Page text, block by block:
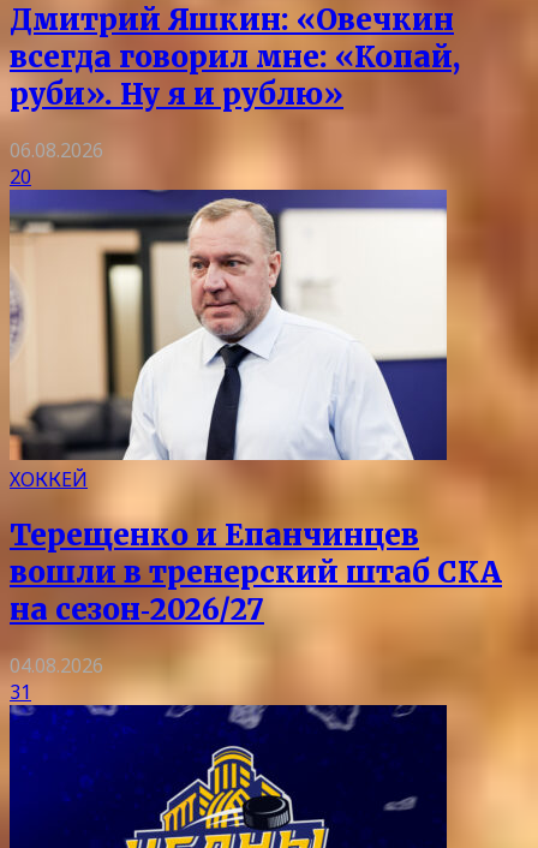
Дмитрий Яшкин: «Овечкин
всегда говорил мне: «Копай,
руби». Ну я и рублю»
06.08.2026
20
ХОККЕЙ
Терещенко и Епанчинцев
вошли в тренерский штаб СКА
на сезон‑2026/27
04.08.2026
31